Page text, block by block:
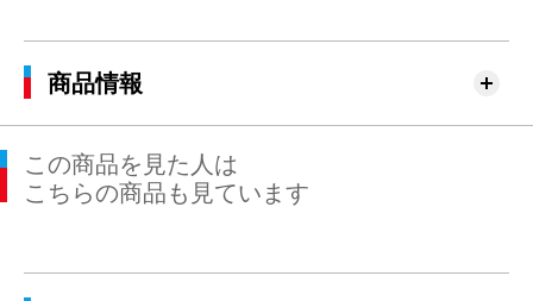
商品情報
この商品を見た人は
こちらの商品も見ています